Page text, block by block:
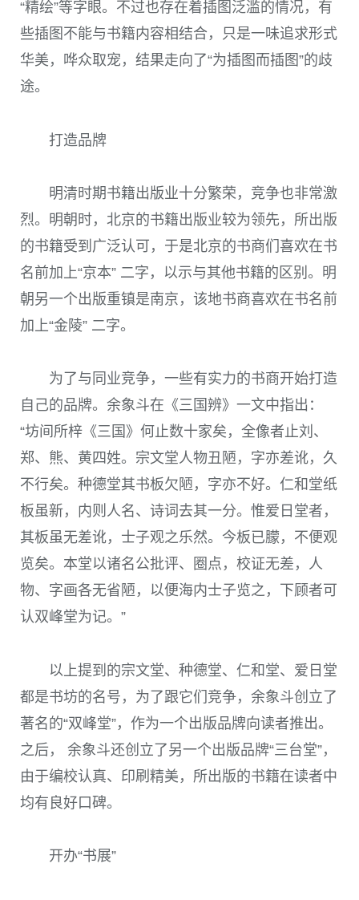
“精绘”等字眼。不过也存在着插图泛滥的情况，有
些插图不能与书籍内容相结合，只是一味追求形式
华美，哗众取宠，结果走向了“为插图而插图”的歧
途。
打造品牌
明清时期书籍出版业十分繁荣，竞争也非常激
烈。明朝时，北京的书籍出版业较为领先，所出版
的书籍受到广泛认可，于是北京的书商们喜欢在书
名前加上“京本” 二字，以示与其他书籍的区别。明
朝另一个出版重镇是南京，该地书商喜欢在书名前
加上“金陵” 二字。
为了与同业竞争，一些有实力的书商开始打造
自己的品牌。余象斗在《三国辨》一文中指出：
“坊间所梓《三国》何止数十家矣，全像者止刘、
郑、熊、黄四姓。宗文堂人物丑陋，字亦差讹，久
不行矣。种德堂其书板欠陋，字亦不好。仁和堂纸
板虽新，内则人名、诗词去其一分。惟爱日堂者，
其板虽无差讹，士子观之乐然。今板已朦，不便观
览矣。本堂以诸名公批评、圈点，校证无差，人
物、字画各无省陋，以便海内士子览之，下顾者可
认双峰堂为记。”
以上提到的宗文堂、种德堂、仁和堂、爱日堂
都是书坊的名号，为了跟它们竞争，余象斗创立了
著名的“双峰堂”，作为一个出版品牌向读者推出。
之后， 余象斗还创立了另一个出版品牌“三台堂”，
由于编校认真、印刷精美，所出版的书籍在读者中
均有良好口碑。
开办“书展”